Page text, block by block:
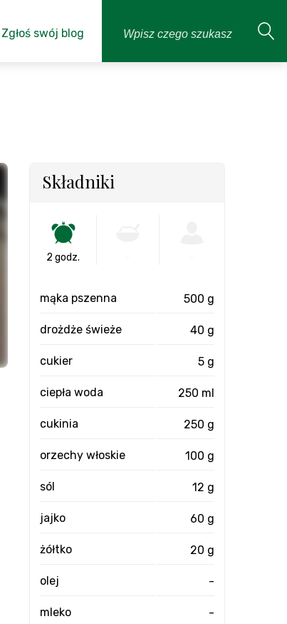
Zgłoś swój blog
Składniki
2 godz.
mąka pszenna 500 g
drożdże świeże 40 g
cukier 5 g
ciepła woda 250 ml
cukinia 250 g
orzechy włoskie 100 g
sól 12 g
jajko 60 g
żółtko 20 g
olej -
mleko -